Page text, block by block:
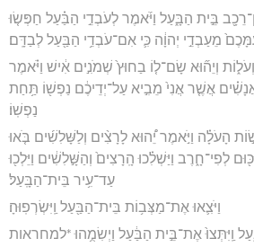
בֵּ֣ית הַבָּ֑עַל וַיֹּ֜אמֶר לְעֹבְדֵ֣י הַבַּ֗עַל חַפְּשׂ֤וּ
מֵעַבְדֵ֣י יְהוָ֔ה כִּ֛י אִם־עֹבְדֵ֥י הַבַּ֖עַל לְבַדָּֽם׃
וְיֵה֞וּא שָׂם־ל֤וֹ בַחוּץ֙ שְׁמֹנִ֣ים אִ֔ישׁ וַיֹּ֗אמֶר
אֲשֶׁ֤ר אֲנִי֙ מֵבִ֣יא עַל־יְדֵיכֶ֔ם נַפְשׁ֖וֹ תַּ֥חַת
נַפְשֽׁוֹ׃
הָעֹלָ֗ה וַיֹּ֣אמֶר יֵ֠הוּא לָרָצִ֨ים וְלַשָּׁלִשִׁ֜ים בֹּ֤אוּ
לְפִי־חָ֑רֶב וַיַּשְׁלִ֗כוּ הָֽרָצִים֙ וְהַשָּׁ֣לִשִׁ֔ים וַיֵּלְכ֖וּ
עַד־עִ֥יר בֵּית־הַבָּֽעַל׃
וַיֹּצִ֛אוּ אֶת־מַצְּב֥וֹת בֵּית־הַבַּ֖עַל וַֽיִּשְׂרְפֽוּהָ׃
וַֽיִּתְּצוּ֙ אֶת־בֵּ֣ית הַבַּ֔עַל וַיְשִׂמֻ֥הוּ *למחראות